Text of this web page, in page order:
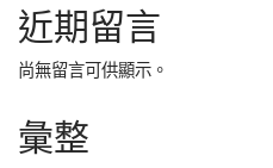
t
i
o
n
近期留言
尚無留言可供顯示。
彙整